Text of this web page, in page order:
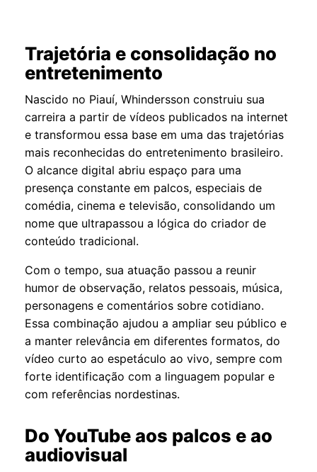
Trajetória e consolidação no
entretenimento
Nascido no Piauí, Whindersson construiu sua
carreira a partir de vídeos publicados na internet
e transformou essa base em uma das trajetórias
mais reconhecidas do entretenimento brasileiro.
O alcance digital abriu espaço para uma
presença constante em palcos, especiais de
comédia, cinema e televisão, consolidando um
nome que ultrapassou a lógica do criador de
conteúdo tradicional.
Com o tempo, sua atuação passou a reunir
humor de observação, relatos pessoais, música,
personagens e comentários sobre cotidiano.
Essa combinação ajudou a ampliar seu público e
a manter relevância em diferentes formatos, do
vídeo curto ao espetáculo ao vivo, sempre com
forte identificação com a linguagem popular e
com referências nordestinas.
Do YouTube aos palcos e ao
audiovisual